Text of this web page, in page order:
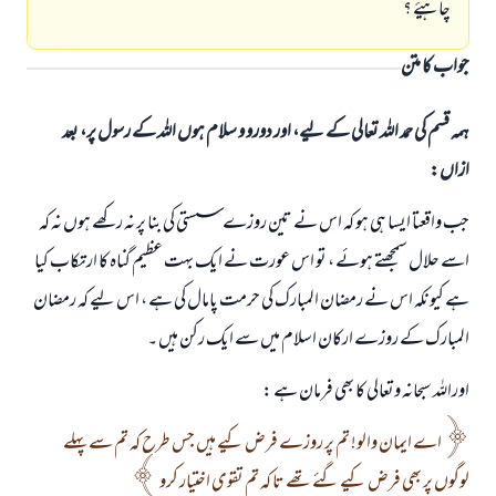
چاہیۓ ؟
جواب کا متن
ہمہ قسم کی حمد اللہ تعالی کے لیے، اور دورو و سلام ہوں اللہ کے رسول پر، بعد
ازاں:
جب واقعتا ایسا ہی ہو کہ اس نے تین روزے سستی کی بنا پر نہ رکھے ہوں نہ کہ
اسے حلال سمجھتے ہوئے ، تو اس عورت نے ایک بہت عظيم گناہ کا ارتکاب کیا
ہے کیونکہ اس نے رمضان المبارک کی حرمت پامال کی ہے ، اس لیے کہ رمضان
المبارک کے روزے ارکان اسلام میں سے ایک رکن ہیں ۔
اوراللہ سبحانہ وتعالی کا بھی فرمان ہے :
اے ایمان والو! تم پر روزے فرض کیے ہيں جس طرح کہ تم سے پہلے
لوگوں پر بھی فرض کیے گئے تھے تا کہ تم تقوی اختیار کرو